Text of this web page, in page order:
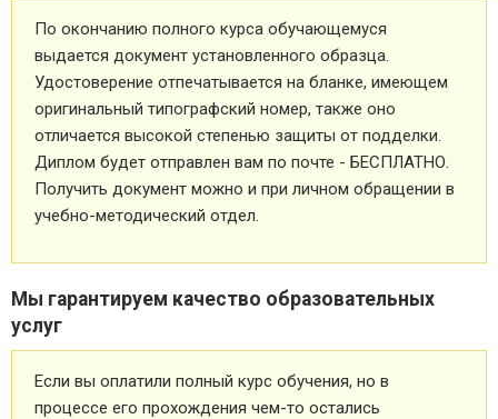
По окончанию полного курса обучающемуся
выдается документ установленного образца.
Удостоверение отпечатывается на бланке, имеющем
оригинальный типографский номер, также оно
отличается высокой степенью защиты от подделки.
Диплом будет отправлен вам по почте - БЕСПЛАТНО.
Получить документ можно и при личном обращении в
учебно-методический отдел.
Мы гарантируем качество образовательных
услуг
Если вы оплатили полный курс обучения, но в
процессе его прохождения чем-то остались